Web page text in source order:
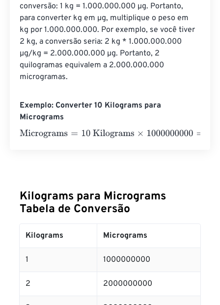
conversão: 1 kg = 1.000.000.000 µg. Portanto,
para converter kg em µg, multiplique o peso em
kg por 1.000.000.000. Por exemplo, se você tiver
2 kg, a conversão seria: 2 kg * 1.000.000.000
µg/kg = 2.000.000.000 µg. Portanto, 2
quilogramas equivalem a 2.000.000.000
microgramas.
Exemplo: Converter 10 Kilograms para
Micrograms
Micrograms=10 Kilograms×1000000000=
Kilograms para Micrograms
Tabela de Conversão
Kilograms Micrograms
1 1000000000
2 2000000000